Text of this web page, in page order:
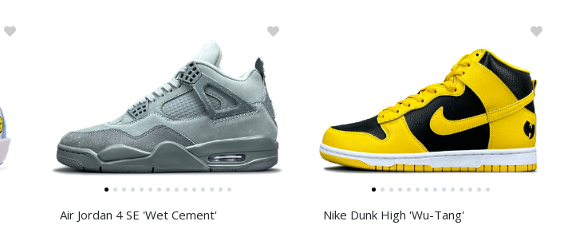
Air Jordan 4 SE 'Wet Cement' Nike Dunk High 'Wu-Tang'